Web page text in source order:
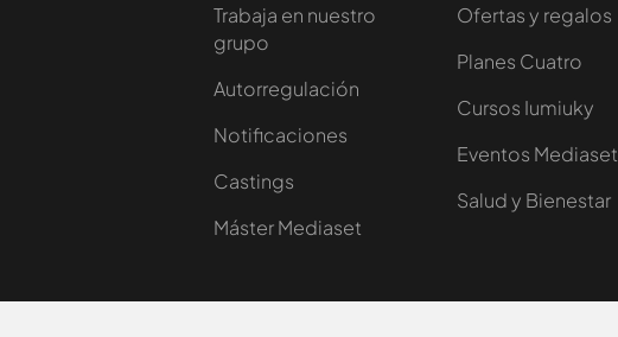
Trabaja en nuestro
grupo
Autorregulación
Notificaciones
Castings
Máster Mediaset
Ofertas y regalos
Planes Cuatro
Cursos Iumiuky
Eventos Mediaset
Salud y Bienestar